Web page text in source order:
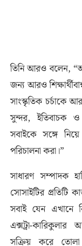
তিনি আরও বলেন,
জন্য আরও
সাংস্কৃতিক চর্চাকে
সুন্দর, ইতিবাচক ও
সবাইকে সঙ্গে
পরিচালনা করা।”
সাধারণ সম্পাদক
সোসাইটির প্রতিটি
সবাই যেন এখানে
এক্সট্রা-কারিকুলার
সক্রিয় করে তোলা